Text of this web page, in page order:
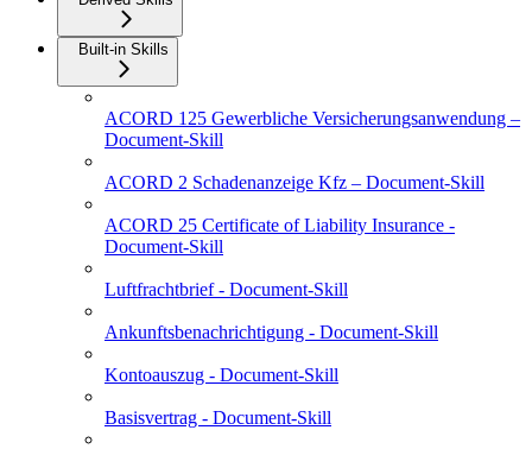
Built-in Skills
ACORD 125 Gewerbliche Versicherungsanwendung –
Document-Skill
ACORD 2 Schadenanzeige Kfz – Document-Skill
ACORD 25 Certificate of Liability Insurance -
Document-Skill
Luftfrachtbrief - Document-Skill
Ankunftsbenachrichtigung - Document-Skill
Kontoauszug - Document-Skill
Basisvertrag - Document-Skill